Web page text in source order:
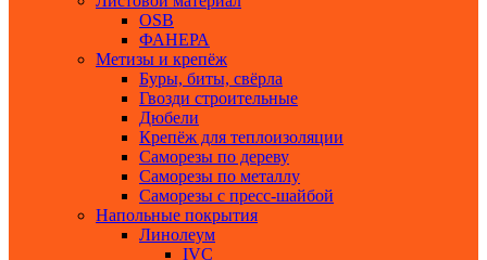
ОSB
ФАНЕРА
Метизы и крепёж
Буры, биты, свёрла
Гвозди строительные
Дюбели
Крепёж для теплоизоляции
Саморезы по дереву
Саморезы по металлу
Саморезы с пресс-шайбой
Напольные покрытия
Линолеум
IVC